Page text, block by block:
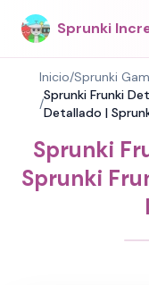
Sprunki
Inicio/Sprunki
/
Sprunki Frunki
Detallado |
Sprunki
Sprunki